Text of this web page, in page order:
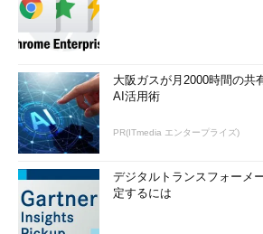
大阪ガスが月2000時間の
AI活用術
PR(ITmedia エンタープライズ)
デジタルトランスフォーメ
定するには